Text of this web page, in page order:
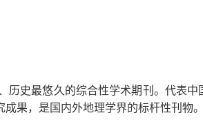
历史最悠久的综合性学术期刊。代表
果，是国内外地理学界的标杆性刊物。